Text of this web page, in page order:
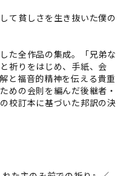
て貧しさを生き抜いた僕の
た全作品の集成。「兄弟な
祈りをはじめ、手紙、会
と福音的精神を伝える貴重
めの会則を編んだ後継者・
校訂本に基づいた邦訳の決